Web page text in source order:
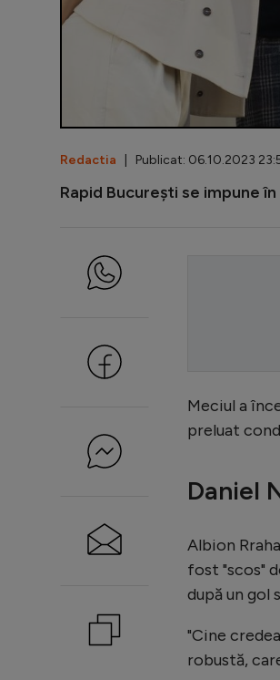
Redactia | Publicat: 06.10.2023
Rapid București se impune
Meciul a
preluat
Daniel
Albion
fost "scos"
după un gol
"Cine
robustă,